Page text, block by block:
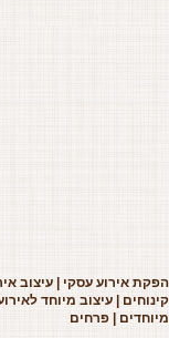
הפקת אירוע עסקי | עיצוב
קינוחים | עיצוב מיוחד
מיוחדים | פרחים